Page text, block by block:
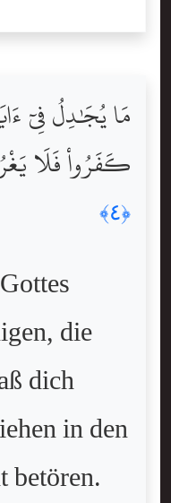
مَا يُجَٰدِلُ فِىٓ
كَفَرُواْ فَلَا
﴿٤﴾
die
dich
in den
betören.